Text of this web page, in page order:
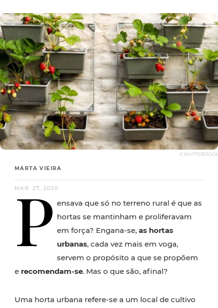
© SHUTTERSTOCK
MARTA VIEIRA
MAR. 27, 2020
P ensava que só no terreno rural é que as
hortas se mantinham e proliferavam
em força? Engana-se, as hortas
urbanas, cada vez mais em voga,
servem o propósito a que se propõem
e recomendam-se. Mas o que são, afinal?
Uma horta urbana refere-se a um local de cultivo